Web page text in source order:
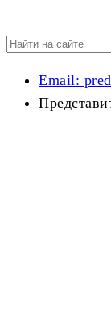
Email: